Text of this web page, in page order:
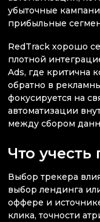
убыточные
прибыльные
RedTrack хорошо
плотной
Ads, где критична
обратно в
фокусируется на
автоматизации
между сбором
Что
Выбор трекера
выбор лендинга
оффере и
клика, точности